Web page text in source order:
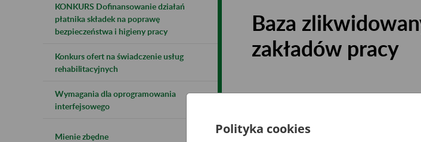
KONKURS Dofinansowanie działań
płatnika składek na poprawę
bezpieczeństwa i higieny pracy
Konkurs ofert na świadczenie usług
rehabilitacyjnych
Wymagania dla oprogramowania
interfejsowego
Mienie zbędne
Baza
zakładów pracy
Wszystkie uwagi można przesyłać poprzez
Polityka cookies